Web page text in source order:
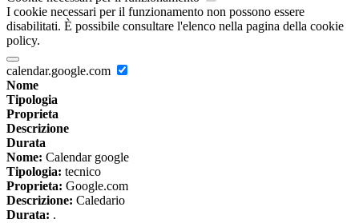
I cookie necessari per il funzionamento non possono essere
disabilitati. È possibile consultare l'elenco nella pagina della cookie
policy.
calendar.google.com
Nome
Tipologia
Proprieta
Descrizione
Durata
Nome: Calendar google
Tipologia: tecnico
Proprieta: Google.com
Descrizione: Caledario
Durata: .